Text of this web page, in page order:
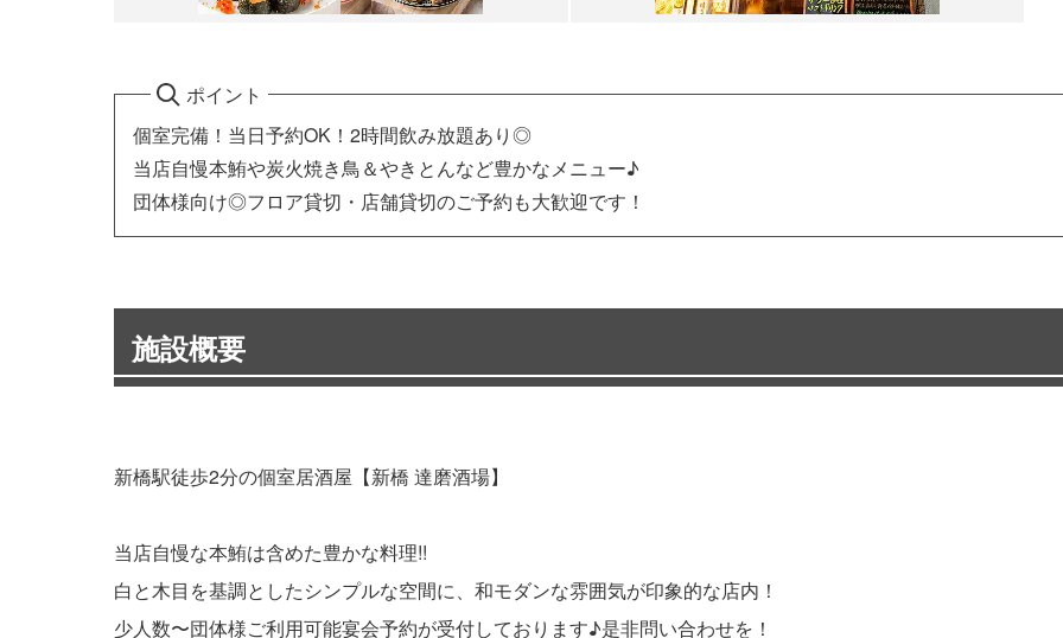
ポイント
個室完備！当日予約OK！2時間飲み放題あり◎
当店自慢本鮪や炭火焼き鳥＆やきとんなど豊かなメニュー♪
団体様向け◎フロア貸切・店舗貸切のご予約も大歓迎です！
施設概要
新橋駅徒歩2分の個室居酒屋【新橋 達磨酒場】
当店自慢な本鮪は含めた豊かな料理!!
白と木目を基調としたシンプルな空間に、和モダンな雰囲気が印象的な店内！
少人数〜団体様ご利用可能宴会予約が受付しております♪是非問い合わせを！